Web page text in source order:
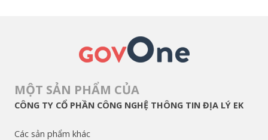
MỘT SẢN PHẨM CỦA
CÔNG TY CỔ PHẦN CÔNG NGHỆ THÔNG TIN ĐỊA LÝ EK
Các sản phẩm khác